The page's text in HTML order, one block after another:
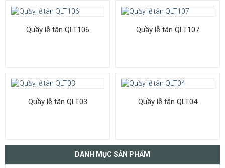
Quầy lễ tân QLT106 Quầy lễ tân QLT107
Quầy lễ tân QLT03 Quầy lễ tân QLT04
DANH MỤC SẢN PHẨM